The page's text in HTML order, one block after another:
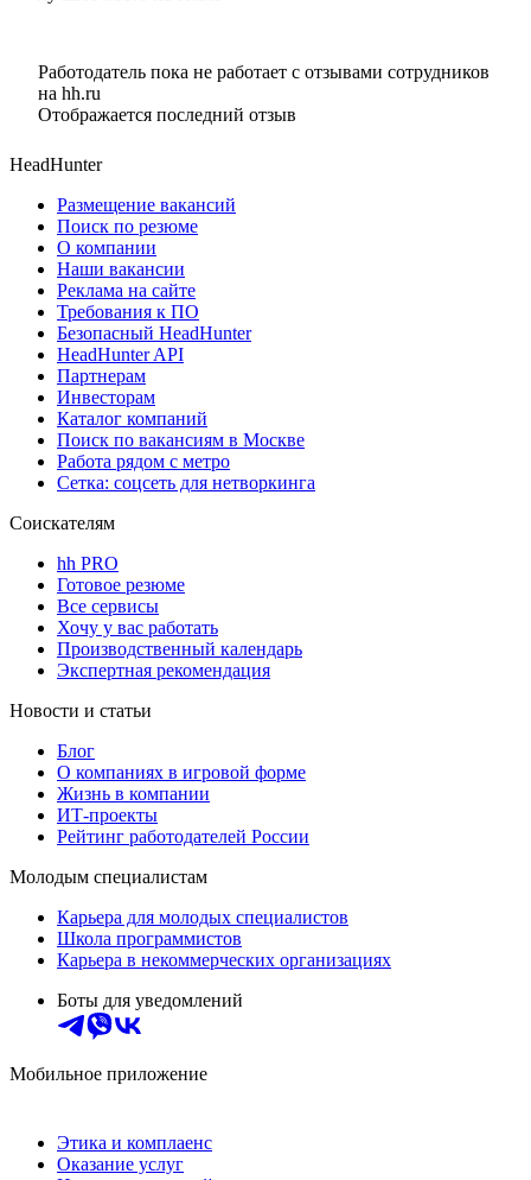
Работодатель пока не работает с отзывами сотрудников
на hh.ru
Отображается последний отзыв
HeadHunter
Размещение вакансий
Поиск по резюме
О компании
Наши вакансии
Реклама на сайте
Требования к ПО
Безопасный HeadHunter
HeadHunter API
Партнерам
Инвесторам
Каталог компаний
Поиск по вакансиям в Москве
Работа рядом с метро
Сетка: соцсеть для нетворкинга
Соискателям
hh PRO
Готовое резюме
Все сервисы
Хочу у вас работать
Производственный календарь
Экспертная рекомендация
Новости и статьи
Блог
О компаниях в игровой форме
Жизнь в компании
ИТ-проекты
Рейтинг работодателей России
Молодым специалистам
Карьера для молодых специалистов
Школа программистов
Карьера в некоммерческих организациях
Боты для уведомлений
Мобильное приложение
Этика и комплаенс
Оказание услуг